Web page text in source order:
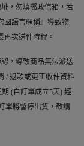
，勿填郵政信箱，若
國語言暱稱』導致物
次送件時程。
，導致商品無法派送
/ 退款或更正收件資料
(自訂單成立5天) 經
單將暫停出貨，敬請